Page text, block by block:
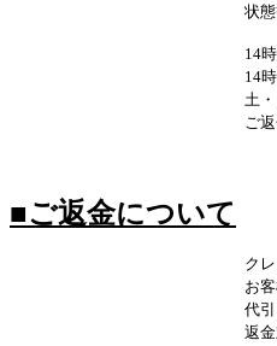
状態等確認後にご返
14時以前に到着の場
14時以降到着の場合、
土・日は定休日なる
ご返金完了後メールに
■ご返金について
クレジットカード・簡単
お客様いずれも銀行振
代引き手数料やお振込み
返金対象はお品物代